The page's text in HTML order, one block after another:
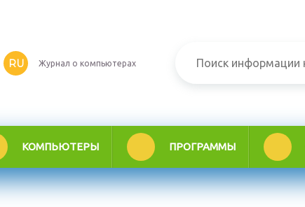
RU Журнал о компьютерах
КОМПЬЮТЕРЫ ПРОГРАММЫ